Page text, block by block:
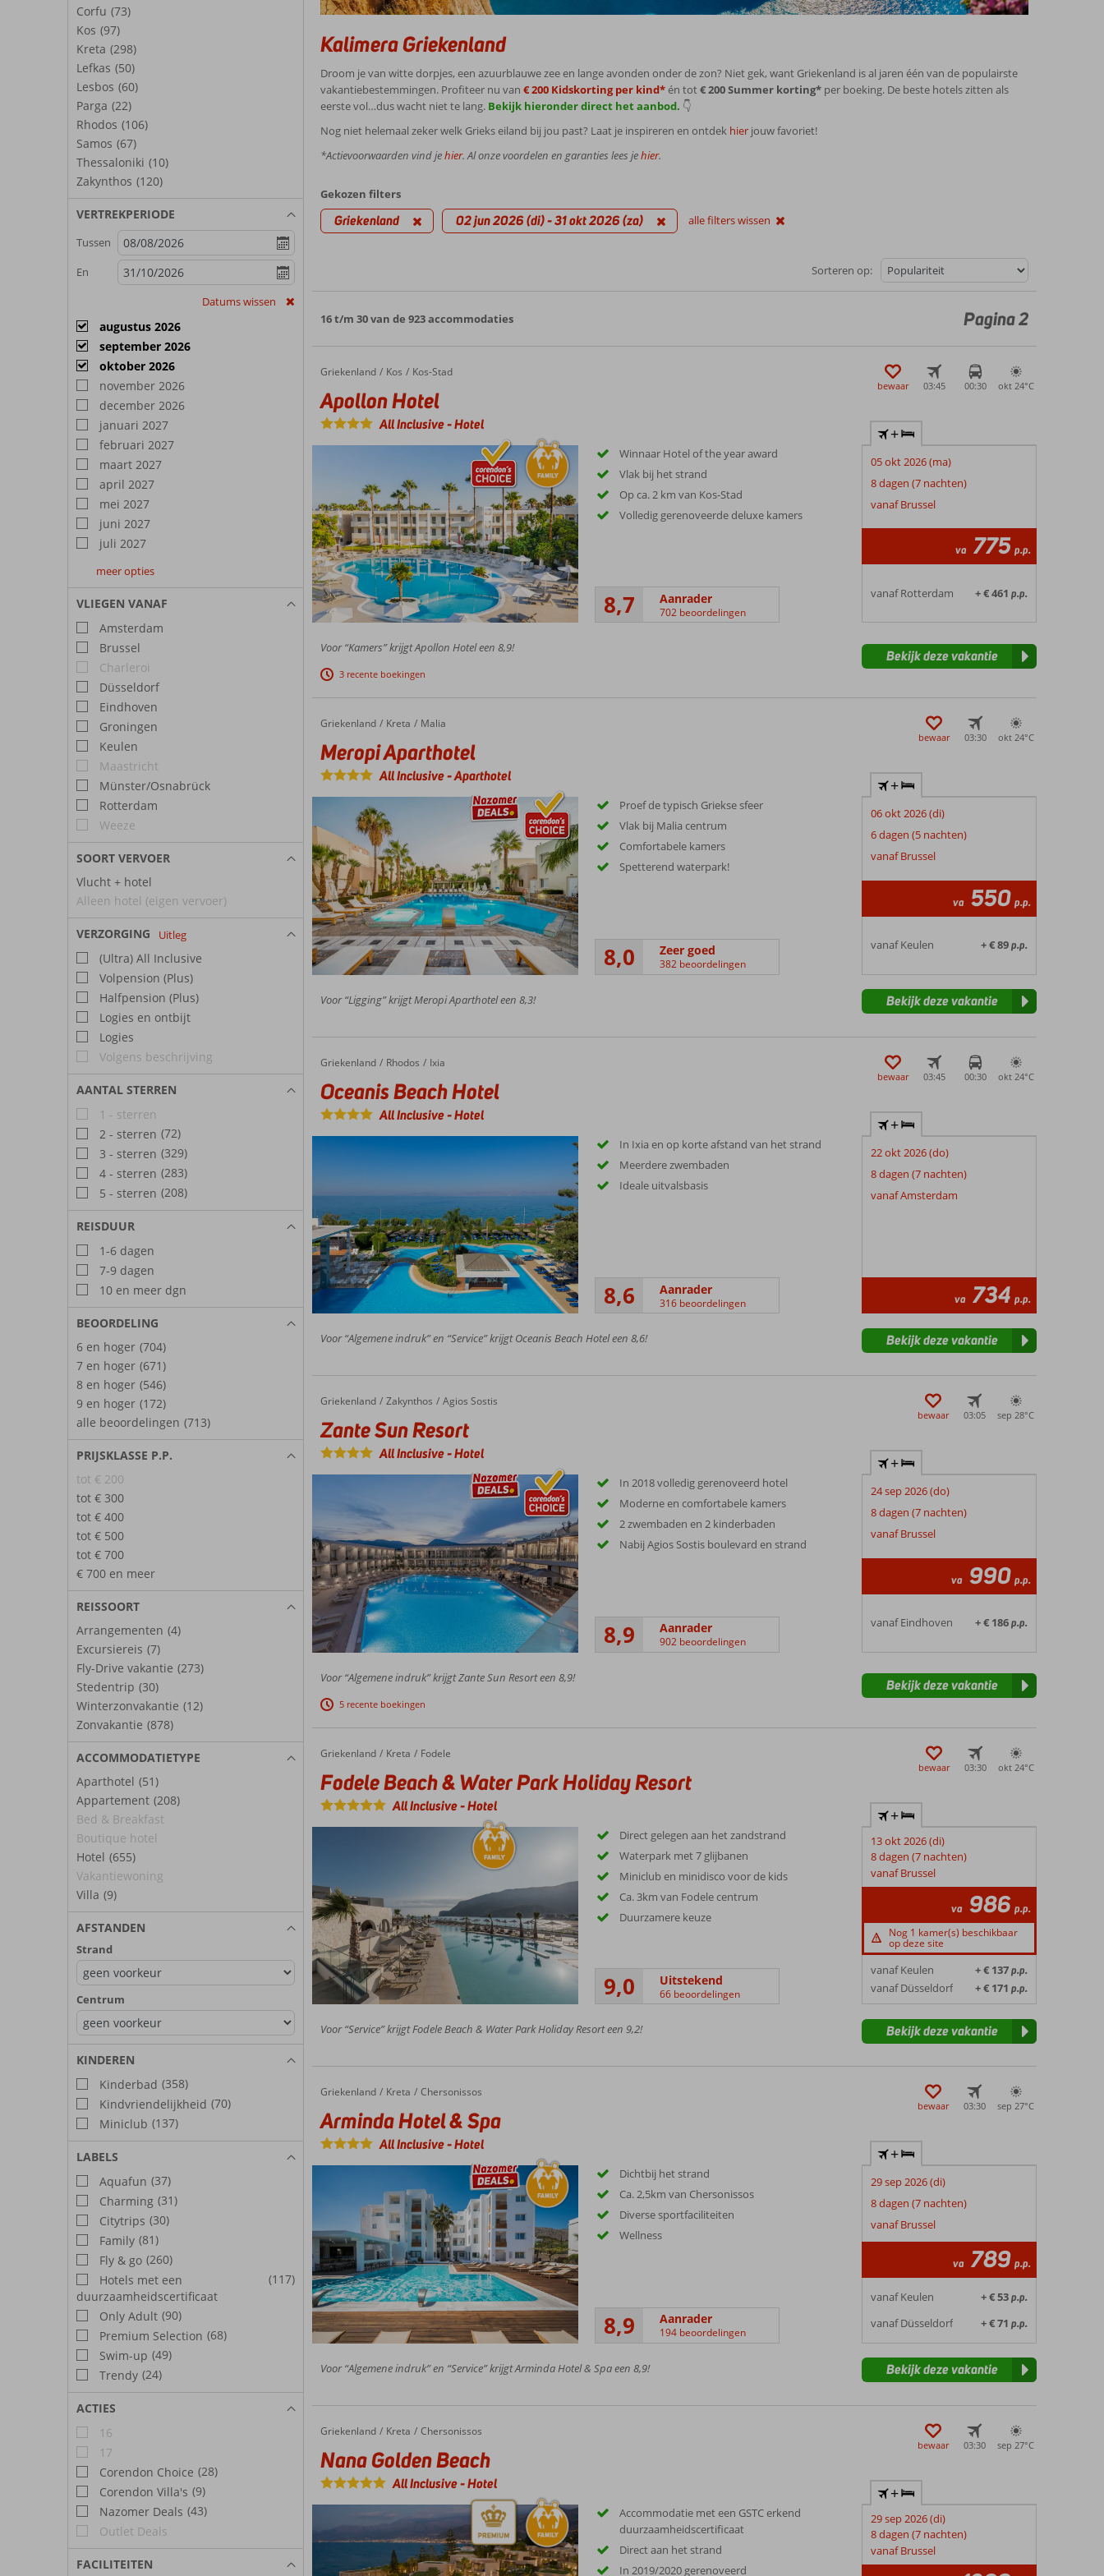
Corfu (73)
Kos (97)
Kreta (298)
Lefkas (50)
Lesbos (60)
Parga (22)
Rhodos (106)
Samos (67)
Thessaloniki (10)
Zakynthos (120)
VERTREKPERIODE
Tussen
En
Datums wissen
augustus 2026
september 2026
oktober 2026
november 2026
december 2026
januari 2027
februari 2027
maart 2027
april 2027
mei 2027
juni 2027
juli 2027
augustus
2027
september
2027
oktober
2027
meer opties
VLIEGEN VANAF
Amsterdam
Brussel
Charleroi
Düsseldorf
Eindhoven
Groningen
Keulen
Maastricht
Münster/Osnabrück
Rotterdam
Weeze
SOORT VERVOER
Vlucht + hotel
Alleen hotel (eigen vervoer)
VERZORGING Uitleg
(Ultra) All Inclusive
Volpension (Plus)
Halfpension (Plus)
Logies en ontbijt
Logies
Volgens beschrijving
AANTAL STERREN
1 - sterren
2 - sterren (72)
3 - sterren (329)
4 - sterren (283)
5 - sterren (208)
REISDUUR
1-6 dagen
7-9 dagen
10 en meer dgn
BEOORDELING
6 en hoger (704)
7 en hoger (671)
8 en hoger (546)
9 en hoger (172)
alle beoordelingen (713)
PRIJSKLASSE P.P.
tot € 200
tot € 300
tot € 400
tot € 500
tot € 700
€ 700 en meer
REISSOORT
Arrangementen (4)
Excursiereis (7)
Fly-Drive vakantie (273)
Stedentrip (30)
Winterzonvakantie (12)
Zonvakantie (878)
ACCOMMODATIETYPE
Aparthotel (51)
Appartement (208)
Bed & Breakfast
Boutique hotel
Hotel (655)
Vakantiewoning
Villa (9)
AFSTANDEN
Strand
Centrum
KINDEREN
Kinderbad (358)
Kindvriendelijkheid (70)
Miniclub (137)
LABELS
Aquafun (37)
Charming (31)
Citytrips (30)
Family (81)
Fly & go (260)
Hotels met een
duurzaamheidscertificaat
(117)
Only Adult (90)
Premium Selection (68)
Swim-up (49)
Trendy (24)
ACTIES
16
17
Corendon Choice (28)
Corendon Villa's (9)
Nazomer Deals (43)
Outlet Deals
FACILITEITEN
Kalimera Griekenland
Droom je van witte dorpjes, een azuurblauwe zee en lange avonden onder de zon? Niet gek, want Griekenland is al jaren één van de populairste
vakantiebestemmingen. Profiteer nu van € 200 Kidskorting per kind*én tot€ 200 Summer korting*per boeking. De beste hotels zitten als
eerste vol…dus wacht niet te lang. Bekijk hieronder direct het aanbod. 👇
Nog niet helemaal zeker welk Grieks eiland bij jou past? Laat je inspireren en ontdek hier jouw favoriet!
*Actievoorwaarden vind jehier. Al onze voordelen en garanties lees jehier.
Gekozen filters
Griekenland 02 jun 2026 (di) - 31 okt 2026 (za) alle filters wissen
Sorteren op:
16 t/m 30 van de 923 accommodaties Pagina 2
Home
Griekenland Kos Kos-Stad
Apollon Hotel
Apollon Hotel
All Inclusive-Hotel
bewaar 03:45 00:30 okt 24°C
Winnaar Hotel of the year award
Vlak bij het strand
Op ca. 2 km van Kos-Stad
Volledig gerenoveerde deluxe kamers
8,7 Aanrader
702 beoordelingen
+
05 okt 2026 (ma)
8 dagen (7 nachten)
vanaf Brussel
va 775 p.p.
vanaf Rotterdam + € 461 p.p.
Voor “Kamers” krijgt Apollon Hotel een 8,9!
3 recente boekingen
Bekijk deze vakantie
Home
Griekenland Kreta Malia
Meropi Aparthotel
Meropi Aparthotel
All Inclusive-Aparthotel
bewaar 03:30 okt 24°C
Proef de typisch Griekse sfeer
Vlak bij Malia centrum
Comfortabele kamers
Spetterend waterpark!
8,0 Zeer goed
382 beoordelingen
+
06 okt 2026 (di)
6 dagen (5 nachten)
vanaf Brussel
va 550 p.p.
vanaf Keulen + € 89p.p.
Voor “Ligging” krijgt Meropi Aparthotel een 8,3! Bekijk deze vakantie
Home
Griekenland Rhodos Ixia
Oceanis Beach Hotel
Oceanis Beach Hotel
All Inclusive-Hotel
bewaar 03:45 00:30 okt 24°C
In Ixia en op korte afstand van het strand
Meerdere zwembaden
Ideale uitvalsbasis
8,6 Aanrader
316 beoordelingen
+
22 okt 2026 (do)
8 dagen (7 nachten)
vanaf Amsterdam
va 734 p.p.
Voor “Algemene indruk” en “Service” krijgt Oceanis Beach Hotel een 8,6! Bekijk deze vakantie
Home
Griekenland Zakynthos Agios Sostis
Zante Sun Resort
Zante Sun Resort
All Inclusive-Hotel
bewaar 03:05 sep 28°C
In 2018 volledig gerenoveerd hotel
Moderne en comfortabele kamers
2 zwembaden en 2 kinderbaden
Nabij Agios Sostis boulevard en strand
8,9 Aanrader
902 beoordelingen
+
24 sep 2026 (do)
8 dagen (7 nachten)
vanaf Brussel
va 990 p.p.
vanaf Eindhoven + € 186p.p.
Voor “Algemene indruk” krijgt Zante Sun Resort een 8,9!
5 recente boekingen
Bekijk deze vakantie
Home
Griekenland Kreta Fodele
Fodele Beach & Water Park Holiday Resort
Fodele Beach & Water Park Holiday Resort
All Inclusive-Hotel
bewaar 03:30 okt 24°C
Direct gelegen aan het zandstrand
Waterpark met 7 glijbanen
Miniclub en minidisco voor de kids
Ca. 3km van Fodele centrum
Duurzamere keuze
9,0 Uitstekend
66 beoordelingen
+
13 okt 2026 (di)
8 dagen (7 nachten)
vanaf Brussel
va 986 p.p.
Nog 1 kamer(s) beschikbaar
op deze site
vanaf Keulen + € 137p.p.
vanaf Düsseldorf + € 171 p.p.
Voor “Service” krijgt Fodele Beach & Water Park Holiday Resort een 9,2! Bekijk deze vakantie
Home
Griekenland Kreta Chersonissos
Arminda Hotel & Spa
Arminda Hotel & Spa
All Inclusive-Hotel
bewaar 03:30 sep 27°C
Dichtbij het strand
Ca. 2,5km van Chersonissos
Diverse sportfaciliteiten
Wellness
8,9 Aanrader
194 beoordelingen
+
29 sep 2026 (di)
8 dagen (7 nachten)
vanaf Brussel
va 789 p.p.
vanaf Keulen + € 53p.p.
vanaf Düsseldorf + € 71 p.p.
Voor “Algemene indruk” en “Service” krijgt Arminda Hotel & Spa een 8,9! Bekijk deze vakantie
Home
Griekenland Kreta Chersonissos
Nana Golden Beach
Nana Golden Beach
All Inclusive-Hotel
bewaar 03:30 sep 27°C
Accommodatie met een GSTC erkend
duurzaamheidscertificaat
Direct aan het strand
In 2019/2020 gerenoveerd
+
29 sep 2026 (di)
8 dagen (7 nachten)
vanaf Brussel